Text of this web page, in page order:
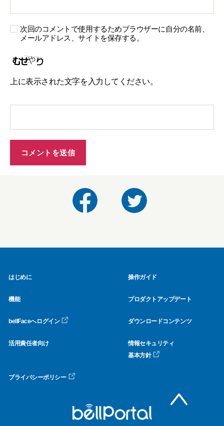
次回のコメントで使用するためブラウザーに自分の名前、
メールアドレス、サイトを保存する。
上に表示された文字を入力してください。
はじめに 操作ガイド
機能 プロダクトアップデート
bellFaceへログイン ダウンロードコンテンツ
活用責任者向け
情報セキュリティ
基本方針
プライバシーポリシー